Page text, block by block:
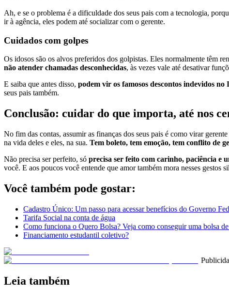
Ah, e se o problema é a dificuldade dos seus pais com a tecnologia,
ir à agência, eles podem até socializar com o gerente.
Cuidados com golpes
Os idosos são os alvos preferidos dos golpistas. Eles normalmente têm
não atender chamadas desconhecidas, às vezes vale até desativar
E saiba que antes disso, podem vir os famosos descontos indevidos no
seus pais também.
Conclusão: cuidar do que importa, até nos
No fim das contas, assumir as finanças dos seus pais é como virar
na vida deles e eles, na sua. Tem boleto, tem emoção, tem conflito de
Não precisa ser perfeito, só precisa ser feito com carinho, paciência e
você. E aos poucos você entende que amor também mora nesses gestos
Você também pode gostar:
Cadastro Único: Um passo para acessar benefícios do Governo
Tarifa Social na conta de água
Como funciona o Quero Bolsa? Veja como conseguir uma bolsa
Financiamento estudantil coletivo?
Leia também